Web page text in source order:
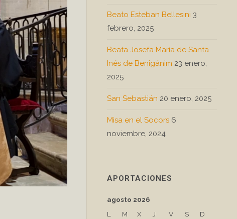
Beato Esteban Bellesini 3
febrero, 2025
Beata Josefa María de Santa
Inés de Benigánim 23 enero,
2025
San Sebastián 20 enero, 2025
Misa en el Socors 6
noviembre, 2024
APORTACIONES
agosto 2026
L
M X J V S
D